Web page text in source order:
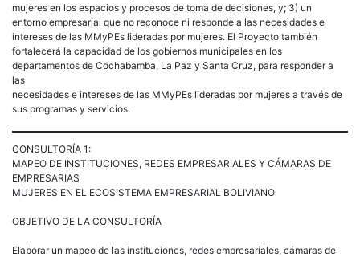
mujeres en los espacios y procesos de toma de decisiones, y; 3) un
entorno empresarial que no reconoce ni responde a las necesidades e
intereses de las MMyPEs lideradas por mujeres. El Proyecto también
fortalecerá la capacidad de los gobiernos municipales en los
departamentos de Cochabamba, La Paz y Santa Cruz, para responder a
las
necesidades e intereses de las MMyPEs lideradas por mujeres a través de
sus programas y servicios.
CONSULTORÍA 1:
MAPEO DE INSTITUCIONES, REDES EMPRESARIALES Y CÁMARAS DE
EMPRESARIAS
MUJERES EN EL ECOSISTEMA EMPRESARIAL BOLIVIANO
OBJETIVO DE LA CONSULTORÍA
Elaborar un mapeo de las instituciones, redes empresariales, cámaras de